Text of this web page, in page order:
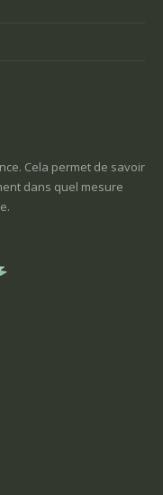
Cela permet de savoir
dans quel mesure